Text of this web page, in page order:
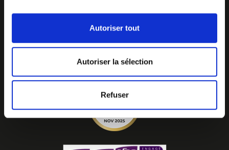
Autoriser tout
Autoriser la sélection
Refuser